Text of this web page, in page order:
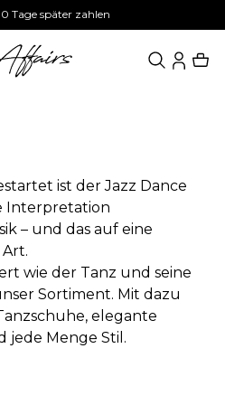
Tage später zahlen
ist der Jazz Dance
Interpretation
– und das auf eine
wie der Tanz und seine
Sortiment. Mit dazu
elegante
jede Menge Stil.